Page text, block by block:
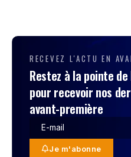
RECEVEZ L'ACTU EN
Restez à la pointe
pour recevoir nos
avant-première
Je m'abonne